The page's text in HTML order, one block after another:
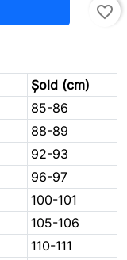
favorite_border
Șold (cm)
85-86
88-89
92-93
96-97
100-101
105-106
110-111